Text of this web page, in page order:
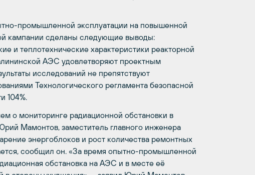
промышленной эксплуатации на повышенной
кампании сделаны следующие выводы:
и теплотехнические характеристики реакторной
АЭС удовлетворяют проектным
исследований не препятствуют
Технологического регламента безопасной
104%.
о мониторинге радиационной обстановки в
Мамонтов, заместитель главного инженера
энергоблоков и рост количества ремонтных
сообщил он. «За время опытно-промышленной
обстановка на АЭС и в месте её